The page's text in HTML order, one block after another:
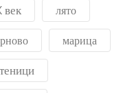
век лято
марица